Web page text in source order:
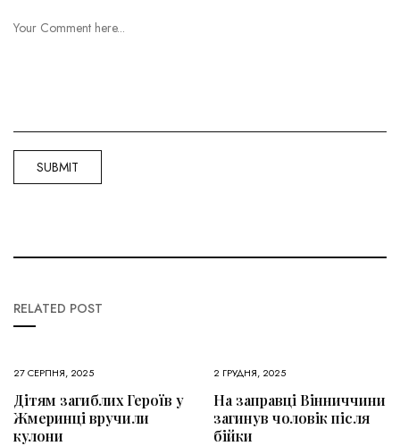
RELATED POST
27 СЕРПНЯ, 2025
Дітям загиблих Героїв у
Жмеринці вручили
кулони
2 ГРУДНЯ, 2025
На заправці Вінниччини
загинув чоловік після
бійки